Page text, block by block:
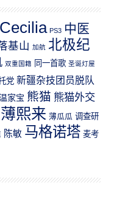
Cecilia PS3 中医
基山 加航 北极纪
双重国籍 同一首歌 圣诞灯屋
党 新疆杂技团员脱队
家宝 熊猫 熊猫外交
薄熙来 薄瓜瓜 调查研
陈敏 马格诺塔 麦考